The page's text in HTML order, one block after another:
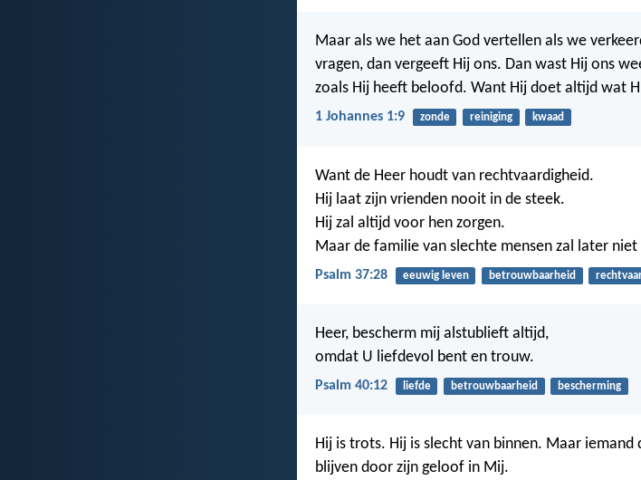
Maar als we het aan God vertellen als we
vragen, dan vergeeft Hij ons. Dan wast Hij ons
zoals Hij heeft beloofd. Want Hij doet altijd wat
1 Johannes 1:9 zonde reiniging kwaad
Want de Heer houdt van rechtvaardigheid.
Hij laat zijn vrienden nooit in de steek.
Hij zal altijd voor hen zorgen.
Maar de familie van slechte mensen zal later
Psalm 37:28 eeuwig leven betrouwbaarheid
Heer, bescherm mij alstublieft altijd,
omdat U liefdevol bent en trouw.
Psalm 40:12 liefde betrouwbaarheid bescherming
Hij is trots. Hij is slecht van binnen. Maar
blijven door zijn geloof in Mij.